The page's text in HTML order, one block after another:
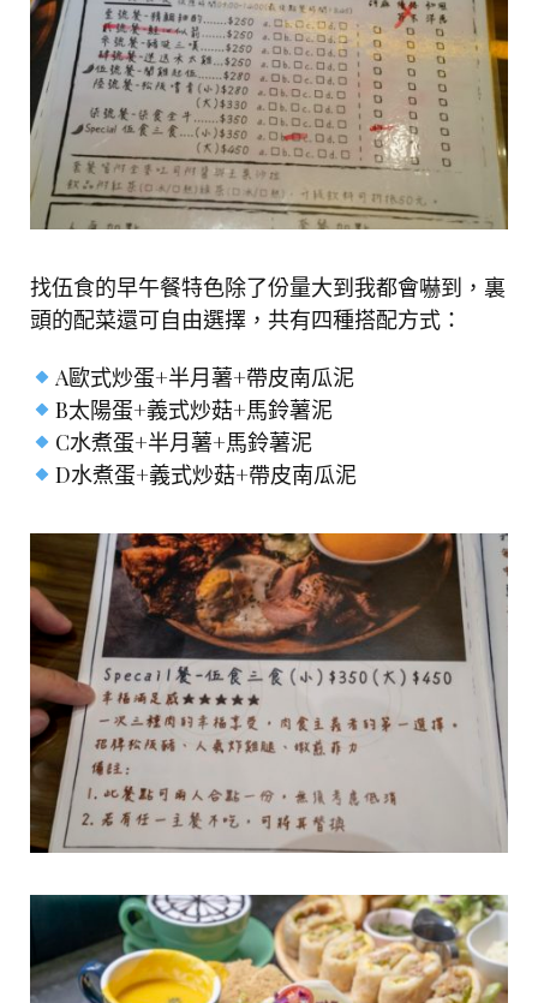
找伍食的早午餐特色除了份量大到我都會嚇到，裏
頭的配菜還可自由選擇，共有四種搭配方式：
A歐式炒蛋+半月薯+帶皮南瓜泥
B太陽蛋+義式炒菇+馬鈴薯泥
C水煮蛋+半月薯+馬鈴薯泥
D水煮蛋+義式炒菇+帶皮南瓜泥